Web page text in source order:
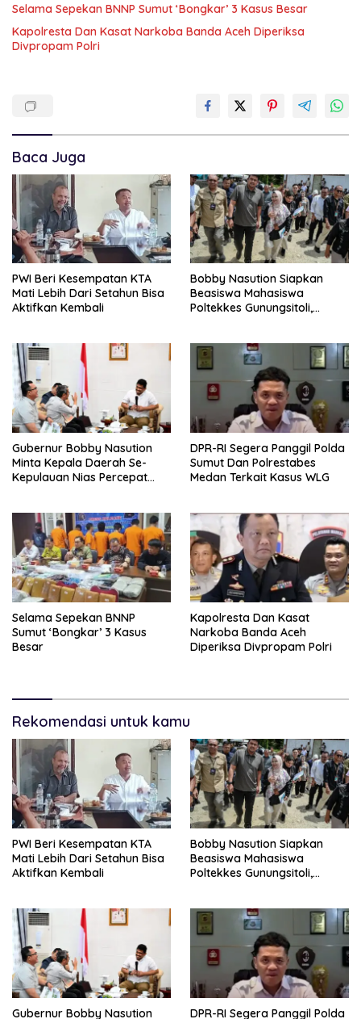
Selama Sepekan BNNP Sumut ‘Bongkar’ 3 Kasus Besar
Kapolresta Dan Kasat Narkoba Banda Aceh Diperiksa
Divpropam Polri
Baca Juga
PWI Beri Kesempatan KTA
Mati Lebih Dari Setahun Bisa
Aktifkan Kembali
Bobby Nasution Siapkan
Beasiswa Mahasiswa
Poltekkes Gunungsitoli,
Gubernur Bobby Nasution
Minta Kepala Daerah Se-
Kepulauan Nias Percepat
DPR-RI Segera Panggil Polda
Sumut Dan Polrestabes
Medan Terkait Kasus WLG
Selama Sepekan BNNP
Sumut ‘Bongkar’ 3 Kasus
Besar
Kapolresta Dan Kasat
Narkoba Banda Aceh
Diperiksa Divpropam Polri
Rekomendasi untuk kamu
PWI Beri Kesempatan KTA
Mati Lebih Dari Setahun Bisa
Aktifkan Kembali
Bobby Nasution Siapkan
Beasiswa Mahasiswa
Poltekkes Gunungsitoli,
Gubernur Bobby Nasution DPR-RI Segera Panggil Polda